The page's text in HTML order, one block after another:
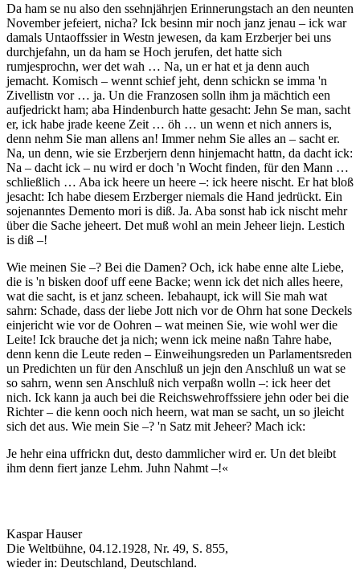
Da ham se nu also den ssehnjährjen Erinnerungstach an den neunten
November jefeiert, nicha? Ick besinn mir noch janz jenau – ick war
damals Untaoffssier in Westn jewesen, da kam Erzberjer bei uns
durchjefahn, un da ham se Hoch jerufen, det hatte sich
rumjesprochn, wer det wah … Na, un er hat et ja denn auch
jemacht. Komisch – wennt schief jeht, denn schickn se imma 'n
Zivellistn vor … ja. Un die Franzosen solln ihm ja mächtich een
aufjedrickt ham; aba Hindenburch hatte gesacht: Jehn Se man, sacht
er, ick habe jrade keene Zeit … öh … un wenn et nich anners is,
denn nehm Sie man allens an! Immer nehm Sie alles an – sacht er.
Na, un denn, wie sie Erzberjern denn hinjemacht hattn, da dacht ick:
Na – dacht ick – nu wird er doch 'n Wocht finden, für den Mann …
schließlich … Aba ick heere un heere –: ick heere nischt. Er hat bloß
jesacht: Ich habe diesem Erzberger niemals die Hand jedrückt. Ein
sojenanntes Demento mori is diß. Ja. Aba sonst hab ick nischt mehr
über die Sache jeheert. Det muß wohl an mein Jeheer liejn. Lestich
is diß –!
Wie meinen Sie –? Bei die Damen? Och, ick habe enne alte Liebe,
die is 'n bisken doof uff eene Backe; wenn ick det nich alles heere,
wat die sacht, is et janz scheen. Iebahaupt, ick will Sie mah wat
sahrn: Schade, dass der liebe Jott nich vor de Ohrn hat sone Deckels
einjericht wie vor de Oohren – wat meinen Sie, wie wohl wer die
Leite! Ick brauche det ja nich; wenn ick meine naßn Tahre habe,
denn kenn die Leute reden – Einweihungsreden un Parlamentsreden
un Predichten un für den Anschluß un jejn den Anschluß un wat se
so sahrn, wenn sen Anschluß nich verpaßn wolln –: ick heer det
nich. Ick kann ja auch bei die Reichswehroffssiere jehn oder bei die
Richter – die kenn ooch nich heern, wat man se sacht, un so jleicht
sich det aus. Wie mein Sie –? 'n Satz mit Jeheer? Mach ick:
Je hehr eina uffrickn dut, desto dammlicher wird er. Un det bleibt
ihm denn fiert janze Lehm. Juhn Nahmt –!«
Kaspar Hauser
Die Weltbühne, 04.12.1928, Nr. 49, S. 855,
wieder in: Deutschland, Deutschland.